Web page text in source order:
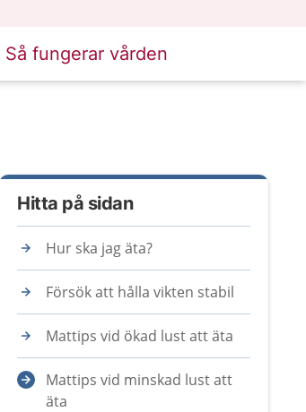
Så fungerar vården
Hitta på sidan
Hur ska jag äta?
Försök att hålla vikten stabil
Mattips vid ökad lust att äta
Mattips vid minskad lust att
äta